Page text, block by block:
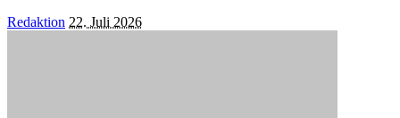
Posted
Redaktion 22. Juli 2026